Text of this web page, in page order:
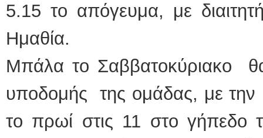
5.15 το απόγευμα, με
Ημαθία.
Μπάλα το Σαββατοκύριακο
υποδομής της ομάδας, με
το πρωί στις 11 στο γήπεδο